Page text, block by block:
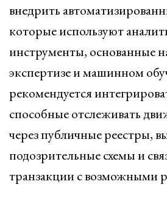
внедрить
которые используют
инструменты, основанные
экспертизе и машинном
рекомендуется
способные отслеживать
через публичные реестры,
подозрительные схемы и
транзакции с возможными